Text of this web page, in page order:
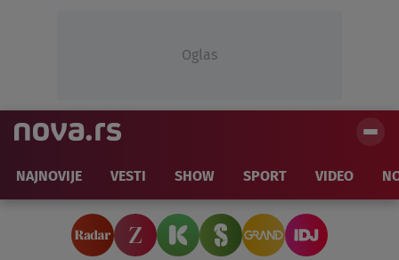
Oglas
NAJNOVIJE VESTI SHOW SPORT VIDEO